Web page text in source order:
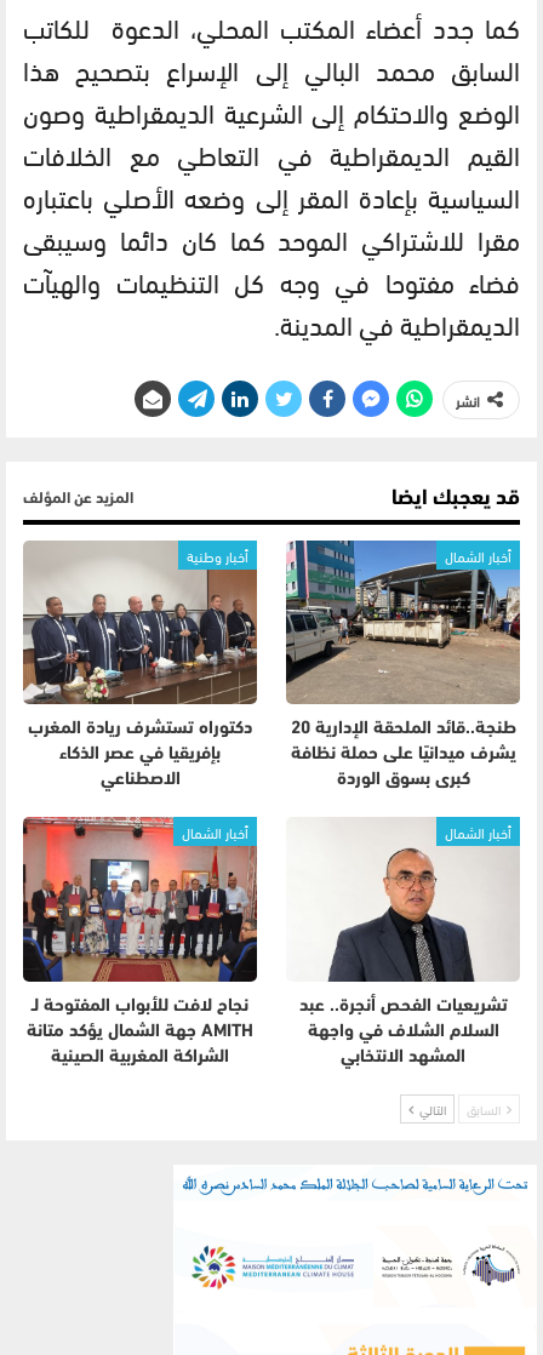
كما جدد أعضاء المكتب المحلي، الدعوة للكاتب
السابق محمد البالي إلى الإسراع بتصحيح هذا
الوضع والاحتكام إلى الشرعية الديمقراطية وصون
القيم الديمقراطية في التعاطي مع الخلافات
السياسية بإعادة المقر إلى وضعه الأصلي باعتباره
مقرا للاشتراكي الموحد كما كان دائما وسيبقى
فضاء مفتوحا في وجه كل التنظيمات والهيآت
الديمقراطية في المدينة.
انشر
قد يعجبك ايضا المزيد عن المؤلف
أخبار الشمال
طنجة..قائد الملحقة الإدارية 20
يشرف ميدانيًا على حملة نظافة
كبرى بسوق الوردة
أخبار وطنية
دكتوراه تستشرف ريادة المغرب
بإفريقيا في عصر الذكاء
الاصطناعي
أخبار الشمال
تشريعيات الفحص أنجرة.. عبد
السلام الشلاف في واجهة
المشهد الانتخابي
أخبار الشمال
نجاح لافت للأبواب المفتوحة لـ
AMITH جهة الشمال يؤكد متانة
الشراكة المغربية الصينية
السابق التالي